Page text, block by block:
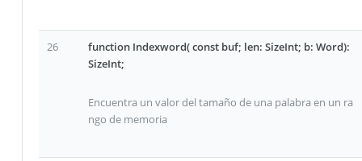
26
function Indexword( const buf; len: SizeInt; b: Word):
SizeInt;
Encuentra un valor del tamaño de una palabra en un ra
ngo de memoria